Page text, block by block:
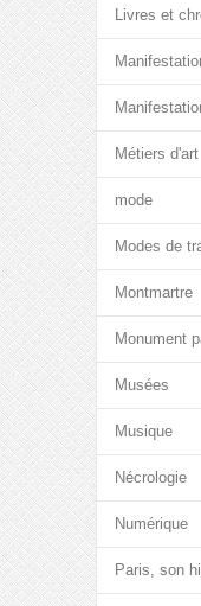
Livres et
Métiers d'art
mode
Modes de
Montmartre
Monument
Musées
Musique
Nécrologie
Numérique
Paris, son